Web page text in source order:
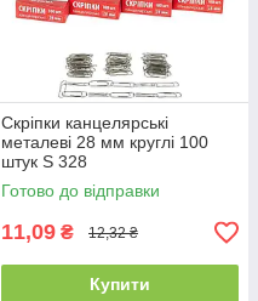
Скріпки канцелярські
металеві 28 мм круглі 100
штук S 328
Готово до відправки
11,09 ₴ 12,32 ₴
Купити